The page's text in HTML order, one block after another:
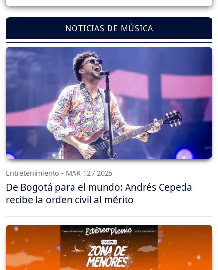
NOTICIAS DE MÚSICA
Entretenimiento - MAR 12 / 2025
De Bogotá para el mundo: Andrés Cepeda
recibe la orden civil al mérito